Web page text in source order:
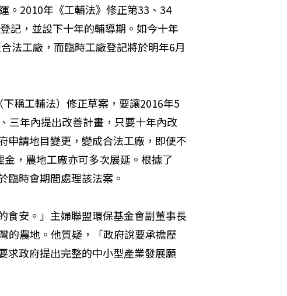
。2010年《工輔法》修正第33、34
記，並設下十年的輔導期。如今十年
法工廠，而臨時工廠登記將於明年6月
稱工輔法）修正草案，要讓2016年5
三年內提出改善計畫，只要十年內改
申請地目變更，變成合法工廠，即便不
，農地工廠亦可多次展延。根據了
臨時會期間處理該法案。
食安。」主婦聯盟環保基金會副董事長
的農地。他質疑，「政府說要承擔歷
求政府提出完整的中小型產業發展願